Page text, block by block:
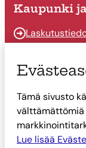
Kaupunki
Talous
Yhteystiedot
Tietoa
Tämä sivusto
Lue lisää